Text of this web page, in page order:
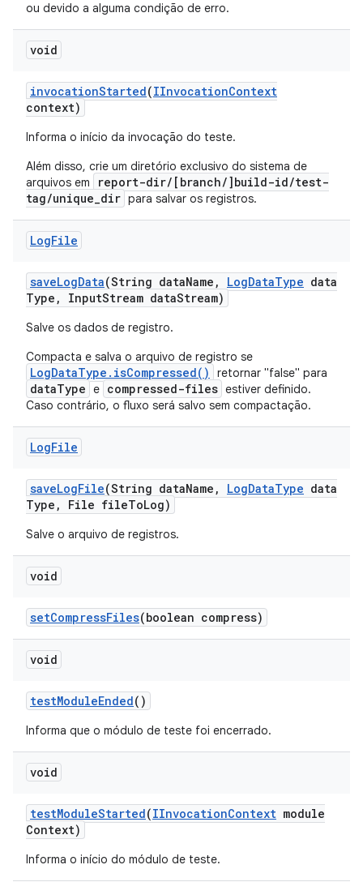
ou devido a alguma condição de erro.
void
invocationStarted(IInvocationContext
context)
Informa o início da invocação do teste.
Além disso, crie um diretório exclusivo do sistema de
arquivos em
report-dir/[branch/]build-id/test-
tag/unique_dir para salvar os registros.
LogFile
saveLogData(String dataName , LogDataType data
Type , InputStream dataStream)
Salve os dados de registro.
Compacta e salva o arquivo de registro se
LogDataType.isCompressed() retornar "false" para
dataType e compressed-files estiver definido.
Caso contrário, o fluxo será salvo sem compactação.
LogFile
saveLogFile(String dataName , LogDataType data
Type , File fileToLog)
Salve o arquivo de registros.
void
setCompressFiles(boolean compress)
void
testModuleEnded()
Informa que o módulo de teste foi encerrado.
void
testModuleStarted(IInvocationContext module
Context)
Informa o início do módulo de teste.